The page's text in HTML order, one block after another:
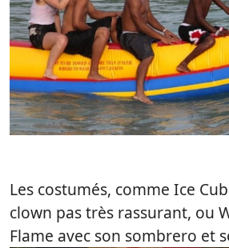
Les costumés, comme Ice
clown pas très rassurant, ou
Flame avec son sombrero et